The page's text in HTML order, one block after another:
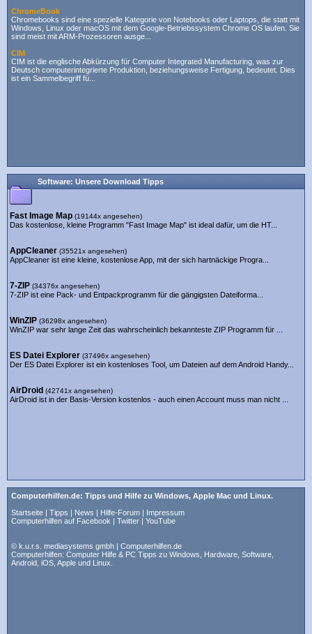
ChromeBook
Chromebooks sind eine spezielle Kategorie von Notebooks oder Laptops, die statt mit
Windows, Linux oder macOS mit dem Google-Betriebssystem Chrome OS laufen. Sie
sind meist mit ARM-Prozessoren ausge...
CIM
CIM ist die englische Abkürzung für Computer Integrated Manufacturing, was zur
Deutsch computerintegrierte Produktion, beziehungsweise Fertigung, bedeutet. Dies
ist ein Sammelbegriff fü...
Software: Unsere Download Tipps
Fast Image Map (19144x angesehen)
Das kostenlose, kleine Programm "Fast Image Map" ist ideal dafür, um die HT...
AppCleaner (35521x angesehen)
AppCleaner ist eine kleine, kostenlose App, mit der sich hartnäckige Progra...
7-ZIP (34376x angesehen)
7-ZIP ist eine Pack- und Entpackprogramm für die gängigsten Dateiforma...
WinZIP (36298x angesehen)
WinZIP war sehr lange Zeit das wahrscheinlich bekannteste ZIP Programm für ...
ES Datei Explorer (37496x angesehen)
Der ES Datei Explorer ist ein kostenloses Tool, um Dateien auf dem Android Handy...
AirDroid (42741x angesehen)
AirDroid ist in der Basis-Version kostenlos - auch einen Account muss man nicht ...
Computerhilfen.de: Tipps und Hilfe zu Windows, Apple Mac und Linux.
Startseite
Tipps News Hilfe-Forum
Impressum
Computerhilfen auf Facebook
Twitter YouTube
© k.u.r.s. mediasystems gmbh | Computerhilfen.de
Computerhilfen: Computer Hilfe & PC Tipps zu Windows, Hardware, Software,
Android, iOS, Apple und Linux.